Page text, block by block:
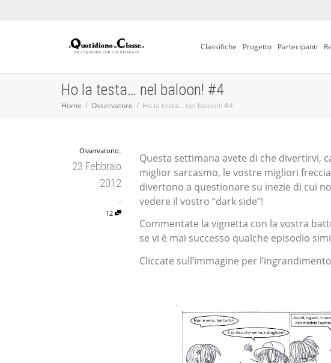
Classifiche Progetto Partecipanti
Ho la testa… nel baloon! #4
Home Osservatore Ho la testa… nel baloon! #4
Osservatorio,
23 Febbraio
2012
,
12
Questa settimana avete di che divertirvi,
miglior sarcasmo, le vostre migliori
divertono a questionare su inezie di cui
vedere il vostro “dark side”!
Commentate la vignetta con la vostra
se vi è mai successo qualche episodio
Cliccate sull’immagine per